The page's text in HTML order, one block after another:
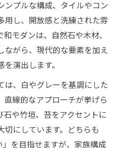
ンプルな構成、タイルやコン
用し、開放感と洗練された雰
モダンは、自然石や木材、
ながら、現代的な要素を加え
演出します。
は、白やグレーを基調にした
直線的なアプローチが挙げら
石や竹垣、苔をアクセントに
切にしています。どちらも
」を目指せますが、家族構成